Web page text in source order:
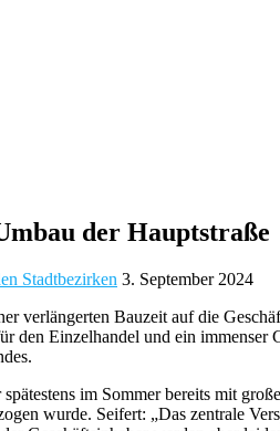
der Hauptstraße
Stadtbezirken 3. September 2024
verlängerten Bauzeit auf die
den Einzelhandel und ein
im Sommer bereits mit
wurde. Seifert: „Das zentrale